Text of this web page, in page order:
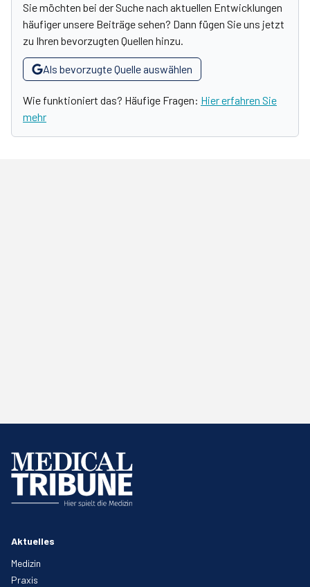
Sie möchten bei der Suche nach aktuellen Entwicklungen
häufiger unsere Beiträge sehen? Dann fügen Sie uns jetzt
zu Ihren bevorzugten Quellen hinzu.
Als bevorzugte Quelle auswählen
Wie funktioniert das? Häufige Fragen: Hier erfahren Sie
mehr
Aktuelles
Medizin
Praxis